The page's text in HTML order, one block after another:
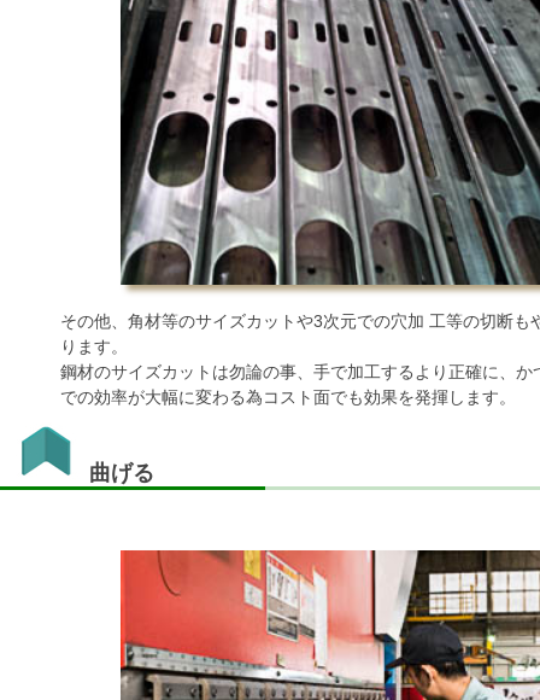
その他、角材等のサイズカットや3次元での穴加 工等の切断も
ります。
鋼材のサイズカットは勿論の事、手で加工するより正確に、か
での効率が大幅に変わる為コスト面でも効果を発揮します。
曲げる